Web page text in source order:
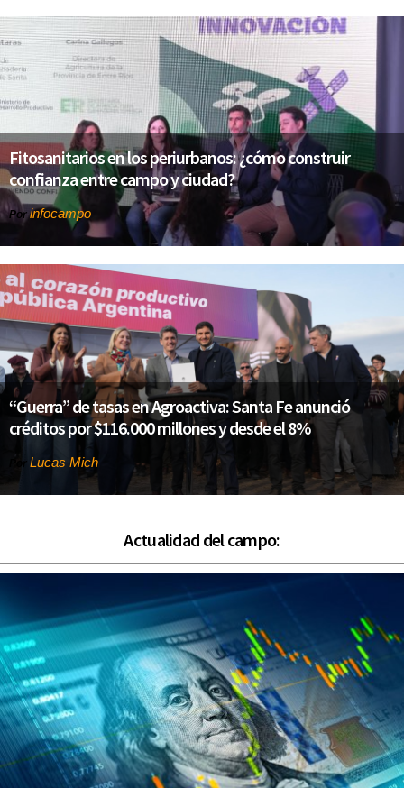
Fitosanitarios en los periurbanos: ¿cómo construir
confianza entre campo y ciudad?
Porinfocampo
“Guerra” de tasas en Agroactiva: Santa Fe anunció
créditos por $116.000 millones y desde el 8%
Por Lucas Mich
Actualidad del campo: